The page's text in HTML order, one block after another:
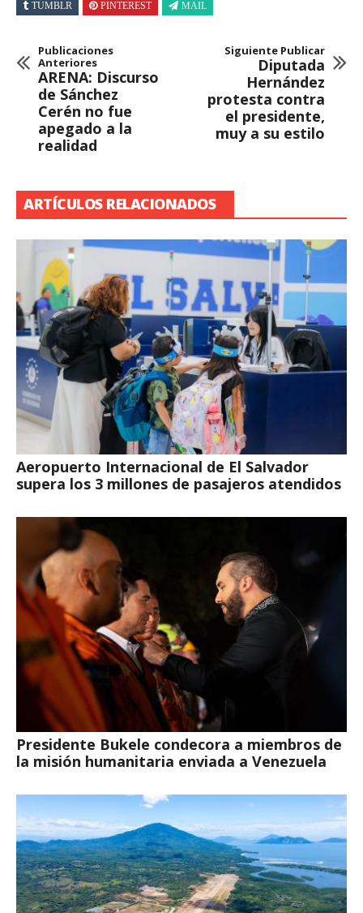
TUMBLR PINTEREST MAIL
Publicaciones
Anteriores
ARENA: Discurso
de Sánchez
Cerén no fue
apegado a la
realidad
Siguiente Publicar
Diputada
Hernández
protesta contra
el presidente,
muy a su estilo
ARTÍCULOS RELACIONADOS
Aeropuerto Internacional de El Salvador
supera los 3 millones de pasajeros atendidos
Presidente Bukele condecora a miembros de
la misión humanitaria enviada a Venezuela